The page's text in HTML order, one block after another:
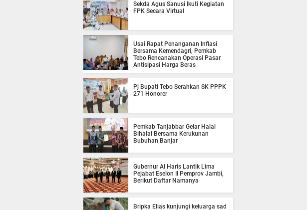
Sekda Agus Sanusi Ikuti Kegiatan
FPK Secara Virtual
Usai Rapat Penanganan Inflasi
Bersama Kemendagri, Pemkab
Tebo Rencanakan Operasi Pasar
Antisipasi Harga Beras
Pj Bupati Tebo Serahkan SK PPPK
271 Honorer
Pemkab Tanjabbar Gelar Halal
Bihalal Bersama Kerukunan
Bubuhan Banjar
Gubernur Al Haris Lantik Lima
Pejabat Eselon II Pemprov Jambi,
Berikut Daftar Namanya
Bripka Elias kunjungi keluarga sad